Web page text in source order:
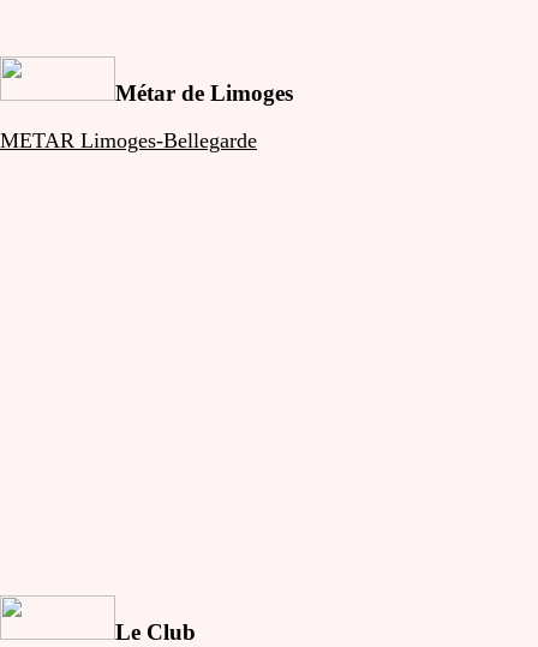
Métar de Limoges
METAR Limoges-Bellegarde
Le Club